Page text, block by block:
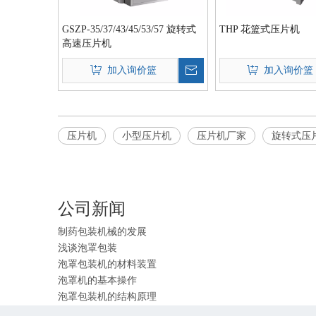
GSZP-35/37/43/45/53/57 旋转式
高速压片机
加入询价篮
THP 花篮式压片机
加入询价篮
压片机 小型压片机 压片机厂家 旋转式压
公司新闻
PLC控制在泡罩包装机的应用
颗粒筛分粒度对片剂质量的影响
江苏翰洋推出洗碗块及泡腾清洁片生产线，赋能日化企业高
压片机的部位组成
制药包装机械的发展
浅谈泡罩包装
泡罩包装机的材料装置
泡罩机的基本操作
泡罩包装机的结构原理